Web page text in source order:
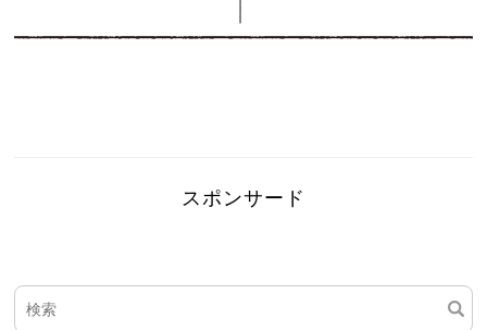
スポンサード